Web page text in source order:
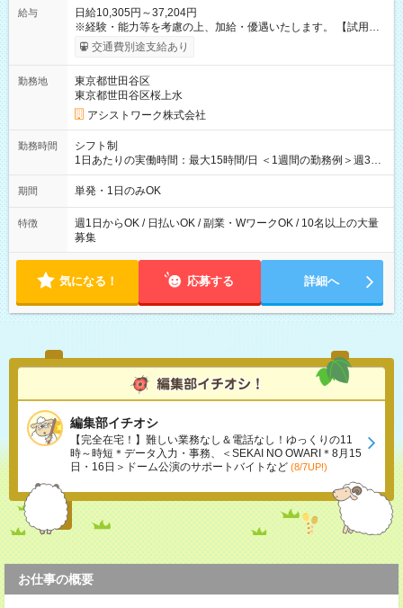
給与
日給10,305円～37,204円
※経験・能力等を考慮の上、加給・優遇いたします。 【試用期
間】試用期間なし
交通費別途支給あり
勤務地
東京都世田谷区
東京都世田谷区桜上水
アシストワーク株式会社
勤務時間
シフト制
1日あたりの実働時間：最大15時間/日 ＜1週間の勤務例＞週3回
勤務 勤務：月・水・金 休み：火・木・土・日 好きな時にお仕事
可能です！ ※1日あたりの最大実働時間は日勤、夜勤共に勤務し
期間 単発・1日のみOK
特徴
週1日からOK / 日払いOK / 副業・WワークOK / 10名以上の大量
募集
気になる！ 応募する 詳細へ
編集部イチオシ
【完全在宅！】難しい業務なし＆電話なし！ゆっくりの11
時～時短＊データ入力・事務、＜SEKAI NO OWARI＊8月15
日・16日＞ドーム公演のサポートバイトなど (8/7UP!)
お仕事の概要